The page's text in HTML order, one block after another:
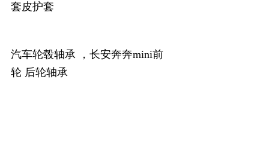
套皮护套
汽车轮毂轴承 ，长安奔奔mini前
轮 后轮轴承